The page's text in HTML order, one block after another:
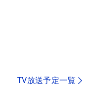
TV放送予定一覧